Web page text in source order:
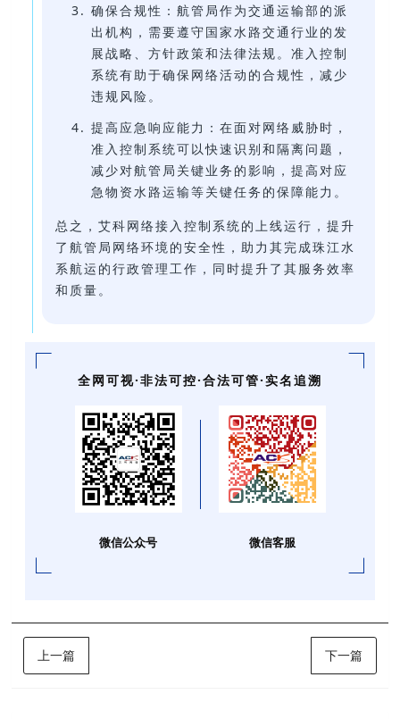
确保合规性：航管局作为交通运输部的派
出机构，需要遵守国家水路交通行业的发
展战略、方针政策和法律法规。准入控制
系统有助于确保网络活动的合规性，减少
违规风险。
提高应急响应能力：在面对网络威胁时，
准入控制系统可以快速识别和隔离问题，
减少对航管局关键业务的影响，提高对应
急物资水路运输等关键任务的保障能力。
总之，艾科网络接入控制系统的上线运行，提升
了航管局网络环境的安全性，助力其完成珠江水
系航运的行政管理工作，同时提升了其服务效率
和质量。
全网可视·非法可控·合法可管·实名追溯
微信公众号 微信客服
上一篇 下一篇